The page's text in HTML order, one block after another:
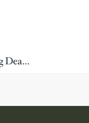
Bracelet Daunting Dean À Cordons Ajustables